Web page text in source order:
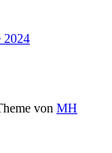
2024
von MH